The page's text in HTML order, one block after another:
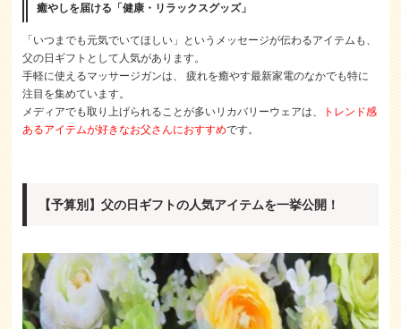
癒やしを届ける「健康・リラックスグッズ」
「いつまでも元気でいてほしい」というメッセージが伝わるアイテムも、
父の日ギフトとして人気があります。
手軽に使えるマッサージガンは、 疲れを癒やす最新家電のなかでも特に
注目を集めています。
メディアでも取り上げられることが多いリカバリーウェアは、
トレンド感
あるアイテムが好きなお父さんにおすすめです。
【予算別】父の日ギフトの人気アイテムを一挙公開！